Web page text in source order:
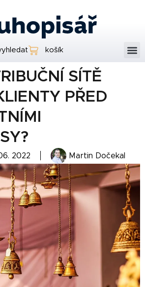
košík
SÍTĚ
PŘED
2022 Martin Dočekal